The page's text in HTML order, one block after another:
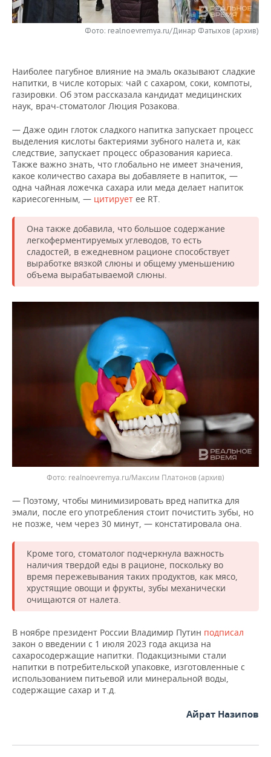
НЕФТЕХИМИЯ
ЭНЕРГЕТИКА
РОЗНИЧНАЯ ТОРГОВЛЯ
УСЛУГИ
НОВОСТИ ТЕХНОЛОГИЙ
МЕДИА
ТЕЛЕКОММУНИКАЦИИ
МЕРОПРИЯТИЯ
ВЫЕЗДНАЯ РЕДАКЦИЯ
БИЗНЕС-БРАНЧИ
ONLINE-КОНФЕРЕНЦИИ
ОТКРЫТАЯ ЛЕКЦИЯ
НОВОСТИ СПОРТА
ФУТБОЛ
ХОККЕЙ
БАСКЕТБОЛ
ВОЛЕЙБОЛ
КИБЕРСПОРТ
ФИГУРНОЕ КАТАНИЕ
ВОДНЫЕ ВИДЫ СПОРТА
ХОККЕЙ С МЯЧОМ
ОБЩЕСТВО
НОВОСТИ ОБЩЕСТВА
ВЛАСТЬ
ИНФРАСТРУКТУРА
ИСТОРИЯ
КУЛЬТУРА
МЕДИЦИНА
ОБРАЗОВАНИЕ
ПРОИСШЕСТВИЯ
ФОТОГАЛЕРЕЯ
СЮЖЕТЫ
СПРАВОЧНИК
СПИСОК ПЕРСОН
СПИСОК КОМПАНИЙ
ПОЛНАЯ ВЕРСИЯ
Фото: realnoevremya.ru/Динар Фатыхов (архив)
Наиболее пагубное влияние на эмаль оказывают сладкие
напитки, в числе которых: чай с сахаром, соки, компоты,
газировки. Об этом рассказала кандидат медицинских
наук, врач-стоматолог Люция Розакова.
— Даже один глоток сладкого напитка запускает процесс
выделения кислоты бактериями зубного налета и, как
следствие, запускает процесс образования кариеса.
Также важно знать, что глобально не имеет значения,
какое количество сахара вы добавляете в напиток, —
одна чайная ложечка сахара или меда делает напиток
кариесогенным, — цитирует ее RT.
Она также добавила, что большое содержание
легкоферментируемых углеводов, то есть
сладостей, в ежедневном рационе способствует
выработке вязкой слюны и общему уменьшению
объема вырабатываемой слюны.
realnoevremya.ru/Максим Платонов (архив)
— Поэтому, чтобы минимизировать вред напитка для
эмали, после его употребления стоит почистить зубы, но
не позже, чем через 30 минут, — констатировала она.
Кроме того, стоматолог подчеркнула важность
наличия твердой еды в рационе, поскольку во
время пережевывания таких продуктов, как мясо,
хрустящие овощи и фрукты, зубы механически
очищаются от налета.
В ноябре президент России Владимир Путин подписал
закон о введении с 1 июля 2023 года акциза на
сахаросодержащие напитки. Подакцизными стали
напитки в потребительской упаковке, изготовленные с
использованием питьевой или минеральной воды,
содержащие сахар и т.д.
Айрат Назипов